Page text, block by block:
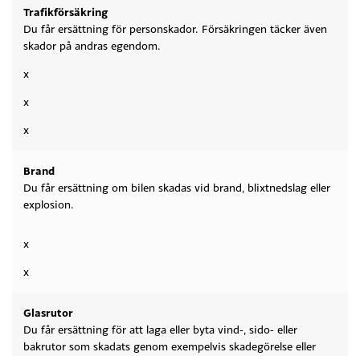
Trafikförsäkring
Du får ersättning för personskador. Försäkringen täcker även
skador på andras egendom.
x
x
x
Brand
Du får ersättning om bilen skadas vid brand, blixtnedslag eller
explosion.
x
x
Glasrutor
Du får ersättning för att laga eller byta vind-, sido- eller
bakrutor som skadats genom exempelvis skadegörelse eller